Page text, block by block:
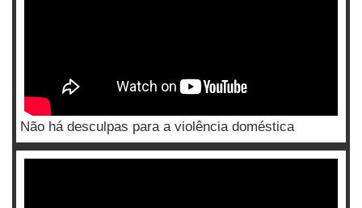
Não há desculpas para a violência doméstica